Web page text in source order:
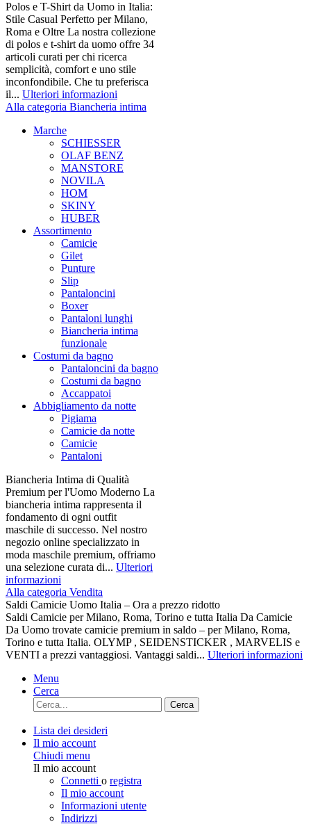
Polos e T-Shirt da Uomo in Italia:
Stile Casual Perfetto per Milano,
Roma e Oltre La nostra collezione
di polos e t-shirt da uomo offre 34
articoli curati per chi ricerca
semplicità, comfort e uno stile
inconfondibile. Che tu preferisca
il... Ulteriori informazioni
Alla categoria Biancheria intima
Marche
SCHIESSER
OLAF BENZ
MANSTORE
NOVILA
HOM
SKINY
HUBER
Assortimento
Camicie
Gilet
Punture
Slip
Pantaloncini
Boxer
Pantaloni lunghi
Biancheria intima
funzionale
Costumi da bagno
Pantaloncini da bagno
Costumi da bagno
Accappatoi
Abbigliamento da notte
Pigiama
Camicie da notte
Camicie
Pantaloni
Biancheria Intima di Qualità
Premium per l'Uomo Moderno La
biancheria intima rappresenta il
fondamento di ogni outfit
maschile di successo. Nel nostro
negozio online specializzato in
moda maschile premium, offriamo
una selezione curata di... Ulteriori
informazioni
Alla categoria Vendita
Saldi Camicie Uomo Italia – Ora a prezzo ridotto
Saldi Camicie per Milano, Roma, Torino e tutta Italia Da Camicie
Da Uomo trovate camicie premium in saldo – per Milano, Roma,
Torino e tutta Italia. OLYMP , SEIDENSTICKER , MARVELIS e
VENTI a prezzi vantaggiosi. Vantaggi saldi... Ulteriori informazioni
Menu
Cerca
Cerca
Lista dei desideri
Il mio account
Chiudi menu
Il mio account
Connetti o registra
Il mio account
Informazioni utente
Indirizzi